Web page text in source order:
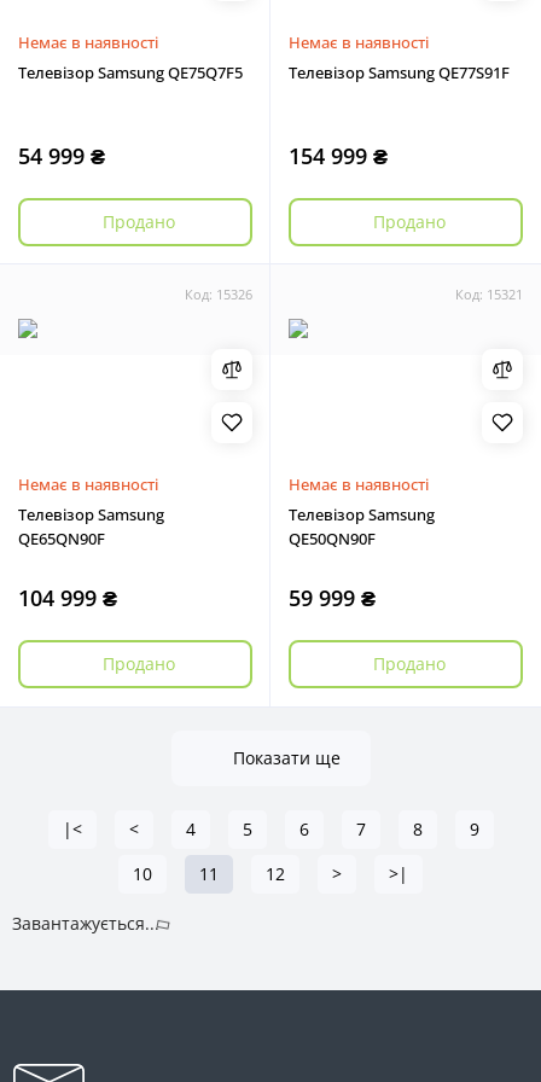
Немає в наявності
Телевізор Samsung QE75Q7F5
54 999 ₴
Продано
Немає в наявності
Телевізор Samsung QE77S91F
154 999 ₴
Продано
Код: 15326
Немає в наявності
Телевізор Samsung
QE65QN90F
104 999 ₴
Продано
Код: 15321
Немає в наявності
Телевізор Samsung
QE50QN90F
59 999 ₴
Продано
Показати ще
|< < 4 5 6 7 8
9
10
11 12 > >|
Завантажується...